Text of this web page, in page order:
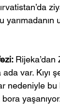
var. Kıyı
nedeniyle
bora